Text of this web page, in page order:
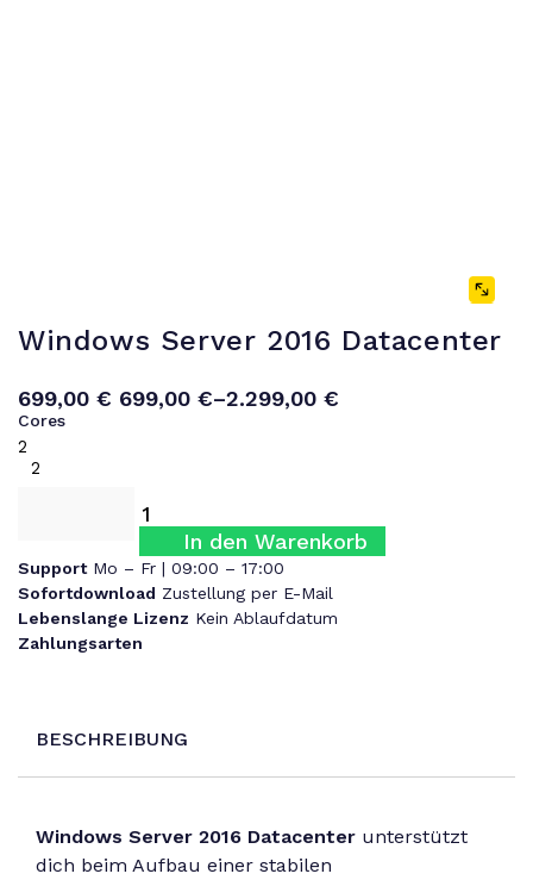
Windows Server 2016 Datacenter
699,00 € 699,00 €–2.299,00 €
Cores
In den Warenkorb
Support Mo – Fr | 09:00 – 17:00
Sofortdownload Zustellung per E-Mail
Lebenslange Lizenz Kein Ablaufdatum
Zahlungsarten
BESCHREIBUNG
Windows Server 2016 Datacenter unterstützt
dich beim Aufbau einer stabilen